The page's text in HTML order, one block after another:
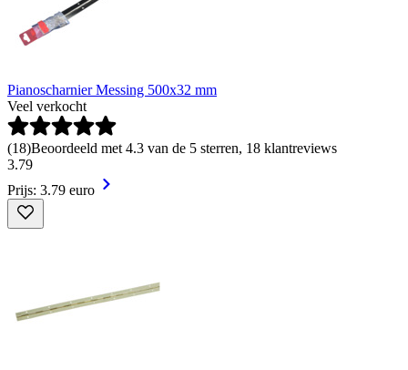
Pianoscharnier Messing 500x32 mm
Veel verkocht
(18)Beoordeeld met 4.3 van de 5 sterren, 18 klantreviews
3.79
Prijs: 3.79 euro